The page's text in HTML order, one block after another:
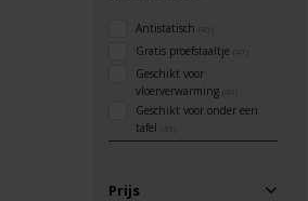
Antistatisch
Gratis proefstaaltje
Geschikt voor
vloerverwarming
Geschikt voor onder een
tafel
Prijs